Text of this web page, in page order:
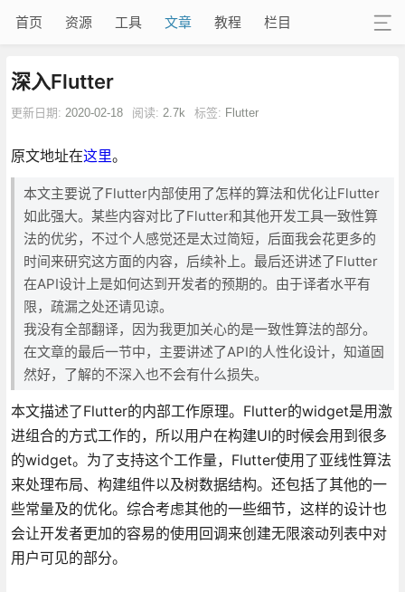
首页 资源 工具 文章 教程 栏目
深入Flutter
更新日期: 2020-02-18 阅读: 2.7k 标签: Flutter
原文地址在这里。
本文主要说了Flutter内部使用了怎样的算法和优化让Flutter
如此强大。某些内容对比了Flutter和其他开发工具一致性算
法的优劣，不过个人感觉还是太过简短，后面我会花更多的
时间来研究这方面的内容，后续补上。最后还讲述了Flutter
在API设计上是如何达到开发者的预期的。由于译者水平有
限，疏漏之处还请见谅。
我没有全部翻译，因为我更加关心的是一致性算法的部分。
在文章的最后一节中，主要讲述了API的人性化设计，知道固
然好，了解的不深入也不会有什么损失。
本文描述了Flutter的内部工作原理。Flutter的widget是用激
进组合的方式工作的，所以用户在构建UI的时候会用到很多
的widget。为了支持这个工作量，Flutter使用了亚线性算法
来处理布局、构建组件以及树数据结构。还包括了其他的一
些常量及的优化。综合考虑其他的一些细节，这样的设计也
会让开发者更加的容易的使用回调来创建无限滚动列表中对
用户可见的部分。